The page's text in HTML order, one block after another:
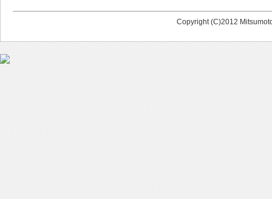
Copyright (C)2012